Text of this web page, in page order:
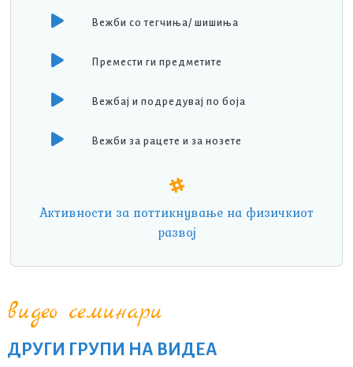
Вежби со тегчиња/ шишиња
Премести ги предметите
Вежбај и подредувај по боја
Вежби за рацете и за нозете
Активности за поттикнување на физичкиот
развој
видео семинари
ДРУГИ ГРУПИ НА ВИДЕА